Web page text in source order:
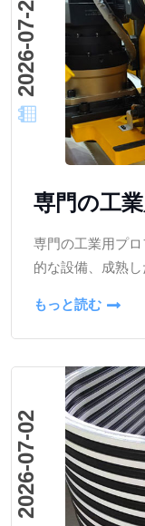
2026-07-22
専門の工
ーカーで
ズに対応
専門の工業用プ
的な設備、成熟
性の高いプロフ
います。
もっと読む
2026-07-02